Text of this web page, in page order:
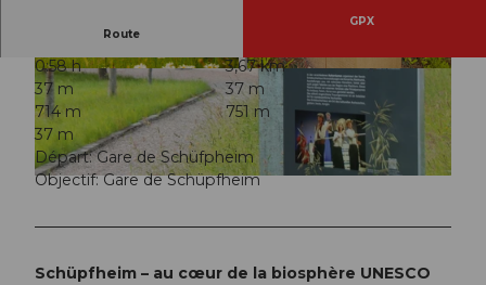
© UNESCO Biosphäre Entlebuch
© Bruno Röösli, Entlebucher Medienhaus © UNESCO Biosphäre Entlebuch
Route
GPX
0:58 h
3,67 km
37 m
37 m
714 m
751 m
37 m
Départ: Gare de Schüfpheim
Objectif: Gare de Schüpfheim
Schüpfheim – au cœur de la biosphère UNESCO